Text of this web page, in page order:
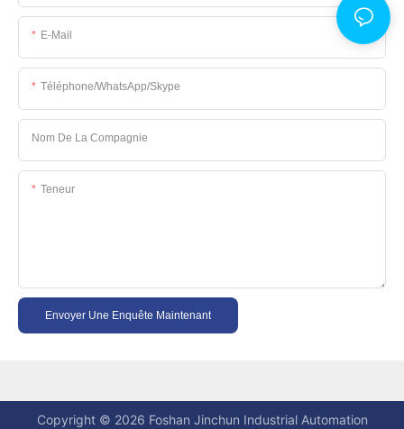
E-Mail
Téléphone/WhatsApp/Skype
Nom De La Compagnie
Teneur
Envoyer Une Enquête Maintenant
Copyright © 2026 Foshan Jinchun Industrial Automation